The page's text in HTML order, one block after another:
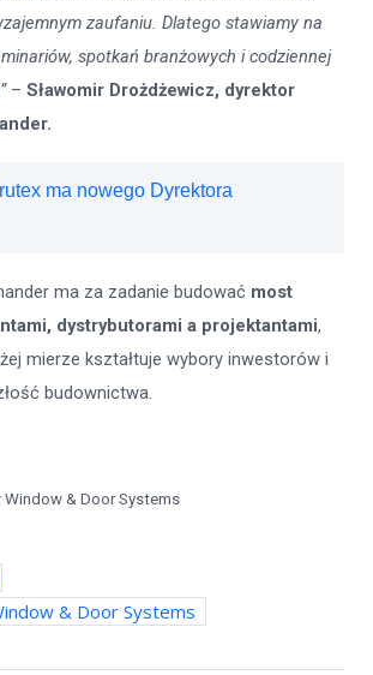
zaufaniu. Dlatego stawiamy na
spotkań branżowych i codziennej
– Sławomir Drożdżewicz, dyrektor
.
ma nowego Dyrektora
ma za zadanie budować most
dystrybutorami a projektantami,
mierze kształtuje wybory inwestorów i
budownictwa.
Window & Door Systems
& Door Systems